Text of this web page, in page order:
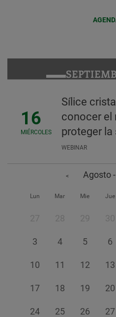
16
MIÉRCOLES
Sílice
conocer el
proteger la
WEBINAR
< Agosto
Lun Mar Mie Jue
27 28 29 30
3 4 5 6
10 11 12 13
17 18 19 20
24 25 26 27